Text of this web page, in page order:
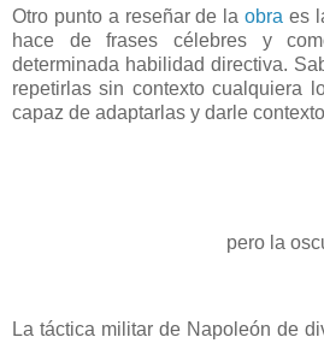
Otro punto a reseñar de la obra es
hace de frases célebres y
determinada habilidad directiva.
repetirlas sin contexto cualquiera
capaz de adaptarlas y darle
pero la
La táctica militar de Napoleón de